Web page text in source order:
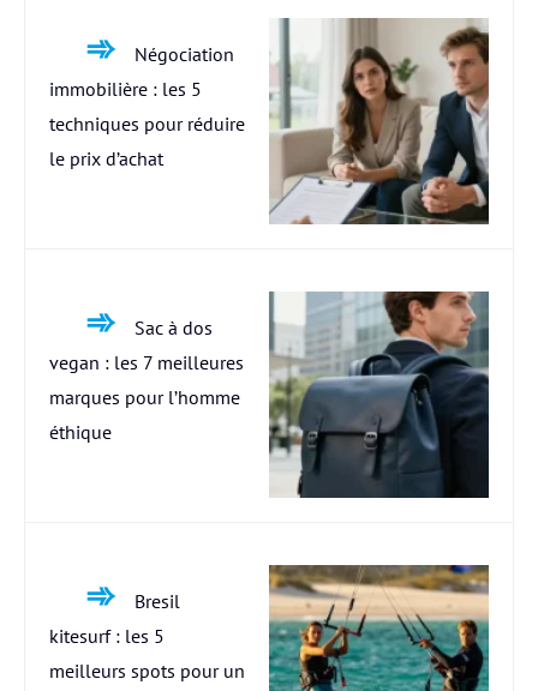
Négociation
immobilière : les 5
techniques pour réduire
le prix d’achat
Sac à dos
vegan : les 7 meilleures
marques pour l’homme
éthique
Bresil
kitesurf : les 5
meilleurs spots pour un